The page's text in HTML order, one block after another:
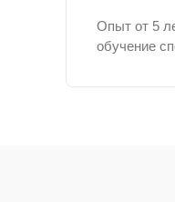
Опыт от 5
обучение